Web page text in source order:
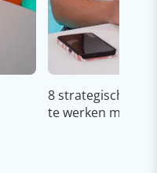
8 strategische
te werken met